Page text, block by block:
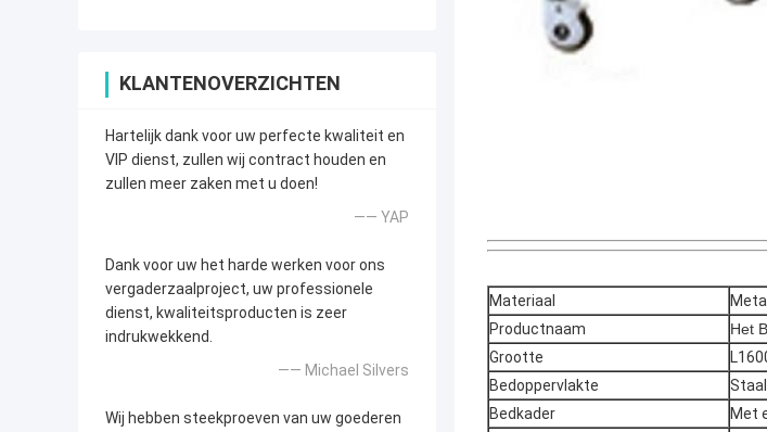
KLANTENOVERZICHTEN
Hartelijk dank voor uw perfecte kwaliteit en
VIP dienst, zullen wij contract houden en
zullen meer zaken met u doen!
—— YAP
Dank voor uw het harde werken voor ons
vergaderzaalproject, uw professionele
dienst, kwaliteitsproducten is zeer
indrukwekkend.
—— Michael Silvers
Wij hebben steekproeven van uw goederen
Materiaal
Productnaam
Het
Grootte
Bedoppervlakte
Bedkader
Met